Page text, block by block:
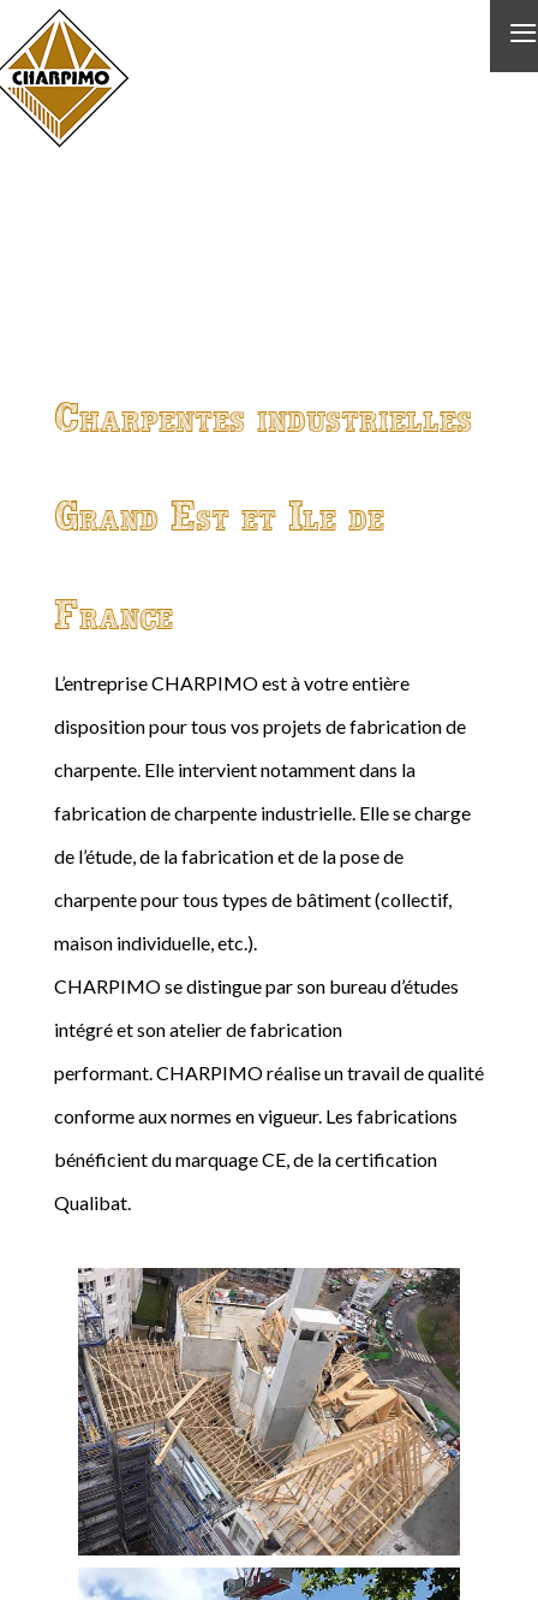
≡
Charpentes industrielles
Grand Est et Ile de
France
L’entreprise CHARPIMO est à votre entière
disposition pour tous vos projets de fabrication de
charpente. Elle intervient notamment dans la
fabrication de charpente industrielle. Elle se charge
de l’étude, de la fabrication et de la pose de
charpente pour tous types de bâtiment (collectif,
maison individuelle, etc.).
CHARPIMO se distingue par son bureau d’études
intégré et son atelier de fabrication
performant. CHARPIMO réalise un travail de qualité
conforme aux normes en vigueur. Les fabrications
bénéficient du marquage CE, de la certification
Qualibat.